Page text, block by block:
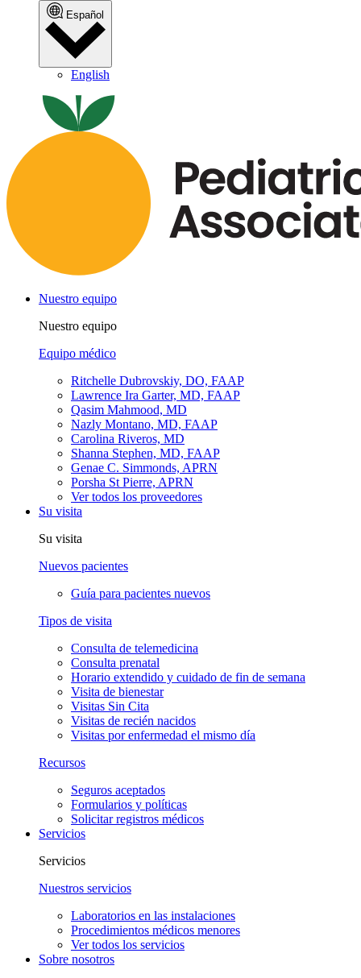
Español
English
Nuestro equipo
Nuestro equipo
Equipo médico
Ritchelle Dubrovskiy, DO, FAAP
Lawrence Ira Garter, MD, FAAP
Qasim Mahmood, MD
Nazly Montano, MD, FAAP
Carolina Riveros, MD
Shanna Stephen, MD, FAAP
Genae C. Simmonds, APRN
Porsha St Pierre, APRN
Ver todos los proveedores
Su visita
Su visita
Nuevos pacientes
Guía para pacientes nuevos
Tipos de visita
Consulta de telemedicina
Consulta prenatal
Horario extendido y cuidado de fin de semana
Visita de bienestar
Visitas Sin Cita
Visitas de recién nacidos
Visitas por enfermedad el mismo día
Recursos
Seguros aceptados
Formularios y políticas
Solicitar registros médicos
Servicios
Servicios
Nuestros servicios
Laboratorios en las instalaciones
Procedimientos médicos menores
Ver todos los servicios
Sobre nosotros